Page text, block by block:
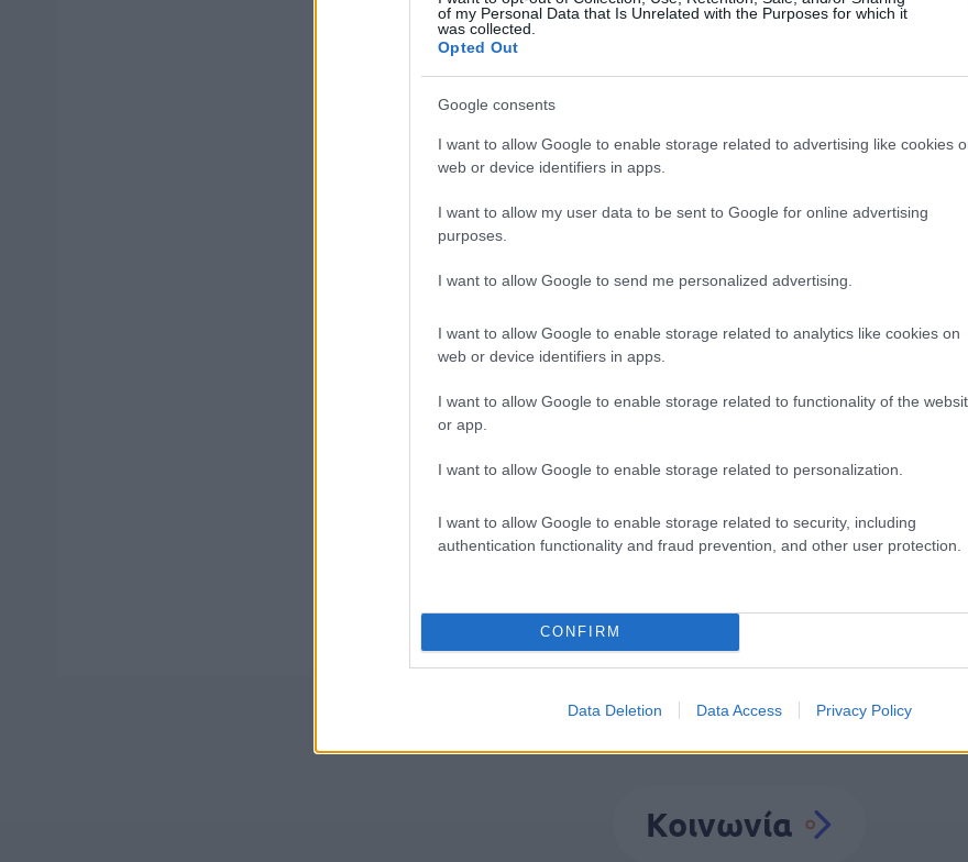
of my Personal Data that Is Unrelated with the Purposes for which it
was collected.
Opted Out
Google consents
I want to allow Google to enable storage related to advertising like cookies
web or device identifiers in apps.
I want to allow my user data to be sent to Google for online advertising
purposes.
I want to allow Google to send me personalized advertising.
I want to allow Google to enable storage related to analytics like cookies on
web or device identifiers in apps.
I want to allow Google to enable storage related to functionality of the
or app.
I want to allow Google to enable storage related to personalization.
I want to allow Google to enable storage related to security, including
authentication functionality and fraud prevention, and other user protection.
CONFIRM
Data Deletion Data Access Privacy Policy
ΔΥΠΑ/ΟΑΕΔ: 8.000 νέες προσλήψεις - Από σήμερα οι
Αλλάζουν τα χαρτονομίσματα ευρώ – Οριστικά εκτός το
ΑΣΕΠ - Μόνιμες προσλήψεις στη Δημοτική Αστυνομία:
αποτελέσματα
Φωτιά Πυρκαγιά Πυροσβεστική
Κοινωνία